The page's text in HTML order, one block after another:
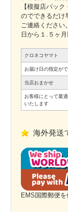
【模擬店パッ
のでできるだけ
ご連絡ください
日から１.５ヶ
クロネコヤマト
お届け日の指定が
当店おまかせ
お客様にとって最
いたします
海外発送
EMS国際郵便を